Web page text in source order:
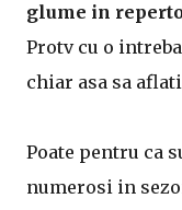
glume in
Protv cu o
chiar asa sa
Poate pentru ca
numerosi in